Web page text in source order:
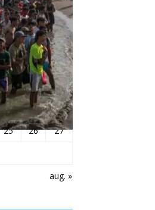
V S D
aug. »
4 5
6
11 12
13
18 19
20
25 26
27